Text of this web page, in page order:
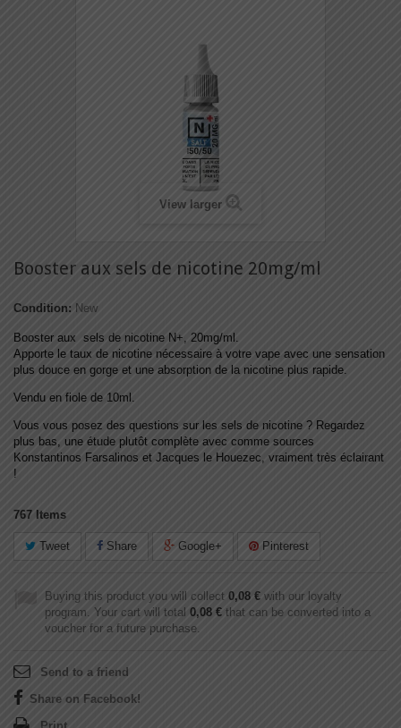
View larger
Booster aux sels de nicotine 20mg/ml
Condition: New
Booster aux sels de nicotine N+, 20mg/ml.
Apporte le taux de nicotine nécessaire à votre vape avec une sensation
plus douce en gorge et une absorption de la nicotine plus rapide.
Vendu en fiole de 10ml.
Vous vous posez des questions sur les sels de nicotine ? Regardez
plus bas, une étude plutôt complète avec comme sources
Konstantinos Farsalinos et Jacques le Houezec, vraiment très éclairant
!
767 Items
Tweet Share Google+ Pinterest
Buying this product you will collect 0,08 € with our loyalty
program. Your cart will total 0,08 € that can be converted into a
voucher for a future purchase.
Send to a friend
Share on Facebook!